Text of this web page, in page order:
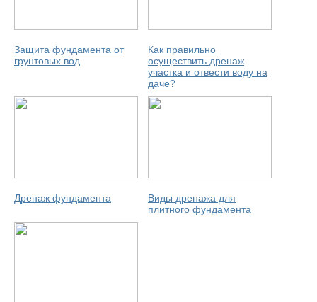
Защита фундамента от
грунтовых вод
Как правильно
осуществить дренаж
участка и отвести воду на
даче?
Дренаж фундамента
Виды дренажа для
плитного фундамента